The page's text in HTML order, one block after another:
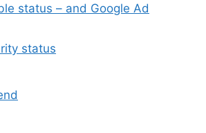
status – and Google Ad
status